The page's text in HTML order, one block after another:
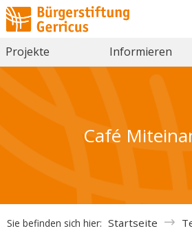
Projekte Informieren
Café
Sie befinden sich hier: Startseite